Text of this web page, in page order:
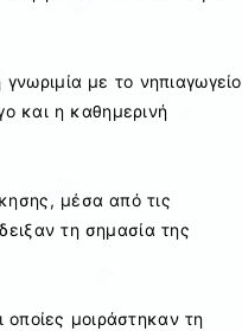
με το νηπιαγωγείο
και η καθημερινή
μέσα από τις
τη σημασία της
οποίες μοιράστηκαν τη